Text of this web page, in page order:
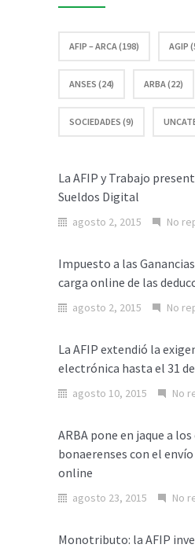
AFIP – ARCA (198) AGIP
ANSES (24) ARBA (22)
SOCIEDADES (9)
La AFIP y Trabajo
Sueldos Digital
agosto 2, 2015 No
Impuesto a las
carga online de las
agosto 2, 2015 No
La AFIP extendió la
electrónica hasta el 31
agosto 10, 2015 No
ARBA pone en jaque a los
bonaerenses con el
online
agosto 23, 2015 No
Monotributo: la AFIP